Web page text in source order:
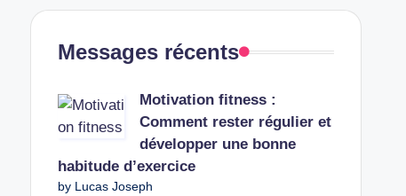
Messages récents
Motivation fitness :
Comment rester régulier et
développer une bonne
habitude d’exercice
by Lucas Joseph